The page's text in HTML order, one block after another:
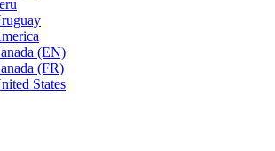
(EN)
(FR)
States